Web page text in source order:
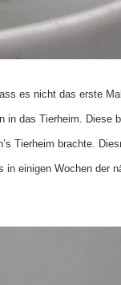
es nicht das erste
das Tierheim. Diese
Tierheim brachte.
einigen Wochen der